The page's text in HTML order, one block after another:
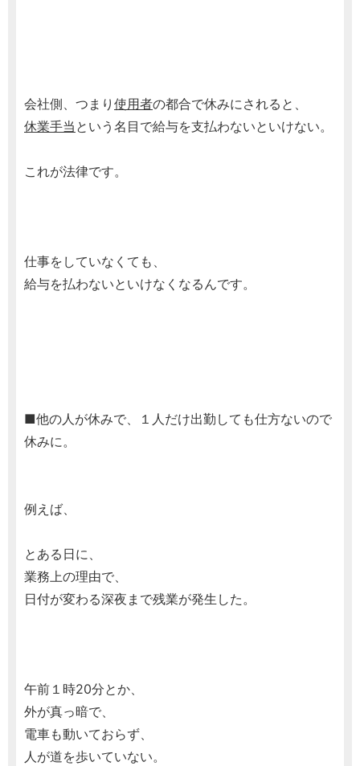
会社側、つまり 使用者の都合で休みにされると、
休業手当 という名目で給与を支払わないといけない。
これが法律です。
仕事をしていなくても、
給与を払わないといけなくなるんです。
■他の人が休みで、１人だけ出勤しても仕方ないので
休みに。
例えば、
とある日に、
業務上の理由で、
日付が変わる深夜まで残業が発生した。
午前１時20分とか、
外が真っ暗で、
電車も動いておらず、
人が道を歩いていない。